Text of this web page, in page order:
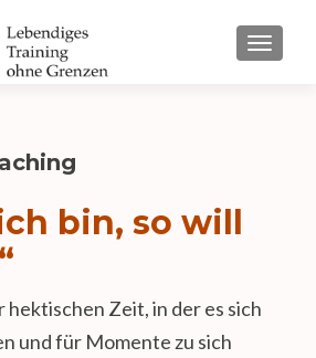
bin, so will
hektischen Zeit, in der es sich
und für Momente zu sich